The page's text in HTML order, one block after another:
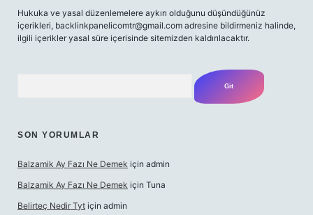
Hukuka ve yasal düzenlemelere aykırı olduğunu düşündüğünüz
içerikleri, backlinkpanelicomtr@gmail.com adresine bildirmeniz halinde,
ilgili içerikler yasal süre içerisinde sitemizden kaldırılacaktır.
SON YORUMLAR
Balzamik Ay Fazı Ne Demek için admin
Balzamik Ay Fazı Ne Demek için Tuna
Belirteç Nedir Tyt için admin